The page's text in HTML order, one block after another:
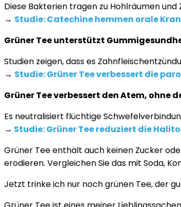
Diese Bakterien tragen zu Hohlräumen
→ Studie: Catechine hemmen orale
Grüner Tee unterstützt
Studien zeigen, dass es
→ Studie: Grüner Tee verbessert die
Grüner Tee verbessert den Atem, ohne
Es neutralisiert flüchtige
→ Studie: Grüner Tee reduziert die
Grüner Tee enthält auch keinen Zucker
erodieren. Vergleichen Sie das mit Soda,
Jetzt trinke ich nur noch grünen Tee, der